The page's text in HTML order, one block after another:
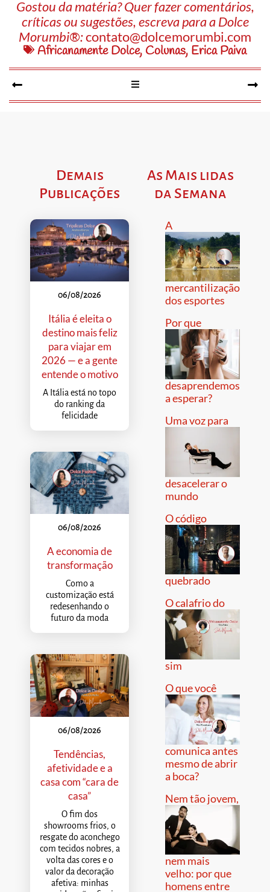
Gostou da matéria? Quer fazer comentários,
críticas ou sugestões, escreva para a Dolce
Morumbi®:contato@dolcemorumbi.com
Africanamente Dolce, Colunas, Erica Paiva
Demais
Publicações
06/08/2026
Itália é eleita o
destino mais feliz
para viajar em
2026 — e a gente
entende o motivo
A Itália está no topo
do ranking da
felicidade
06/08/2026
A economia de
transformação
Como a
customização está
redesenhando o
futuro da moda
06/08/2026
Tendências,
afetividade e a
casa com “cara de
casa”
O fim dos
showrooms frios, o
resgate do aconchego
com tecidos nobres, a
volta das cores e o
valor da decoração
afetiva: minhas
As Mais lidas
da Semana
A
mercantilização
dos esportes
Por que
desaprendemos
a esperar?
Uma voz para
desacelerar o
mundo
O código
quebrado
O calafrio do
sim
O que você
comunica antes
mesmo de abrir
a boca?
Nem tão jovem,
nem mais
velho: por que
homens entre